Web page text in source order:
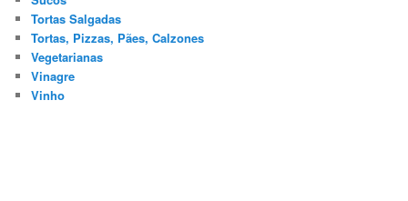
Tortas Salgadas
Tortas, Pizzas, Pães, Calzones
Vegetarianas
Vinagre
Vinho